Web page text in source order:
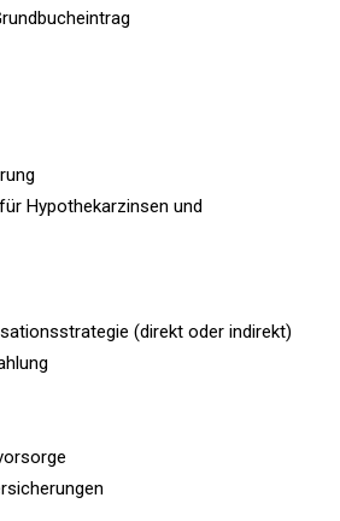
Hypothekarzinsen und
(direkt oder indirekt)